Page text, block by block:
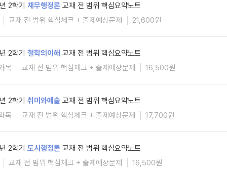
2학기 재무행정론 교재 전 범위 핵심요약노트
교재 전 범위 핵심체크 + 출제예상문제
21,600원
2학기 철학의이해 교재 전 범위 핵심요약노트
목
교재 전 범위 핵심체크 + 출제예상문제 16,500원
2학기 취미와예술 교재 전 범위 핵심요약노트
목
교재 전 범위 핵심체크 + 출제예상문제 17,700원
2학기 도시행정론 교재 전 범위 핵심요약노트
교재 전 범위 핵심체크 + 출제예상문제
16,500원